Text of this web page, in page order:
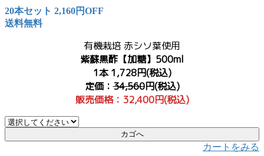
20本セット 2,160円OFF
送料無料
有機栽培 赤シソ葉使用
紫蘇黒酢【加糖】500ml
1本 1,728円(税込)
定価：34,560円(税込)
販売価格：32,400円(税込)
カートをみる